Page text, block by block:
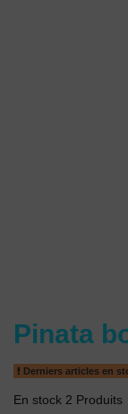
Pinata
Derniers articles en
En stock 2 Produits